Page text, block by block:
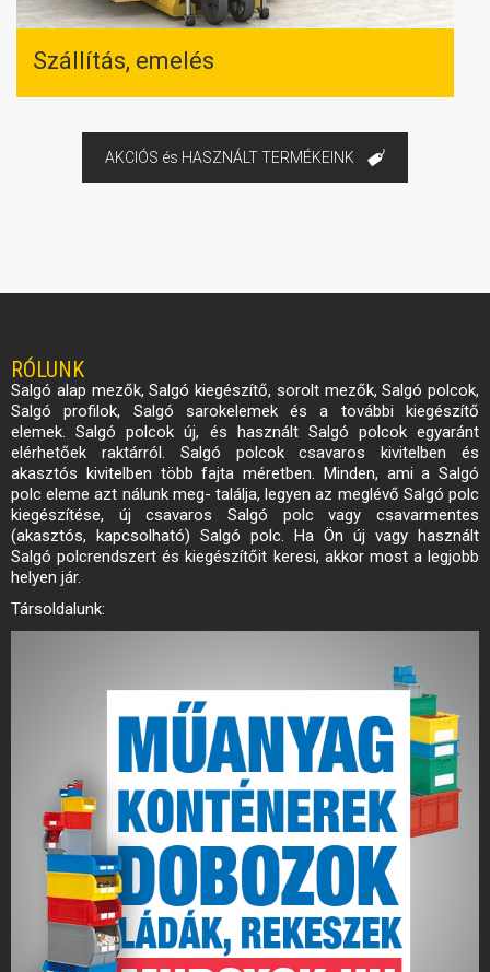
Szállítás, emelés
AKCIÓS és HASZNÁLT TERMÉKEINK
RÓLUNK
Salgó alap mezők, Salgó kiegészítő, sorolt mezők, Salgó polcok,
Salgó profilok, Salgó sarokelemek és a további kiegészítő
elemek. Salgó polcok új, és használt Salgó polcok egyaránt
elérhetőek raktárról. Salgó polcok csavaros kivitelben és
akasztós kivitelben több fajta méretben. Minden, ami a Salgó
polc eleme azt nálunk meg- találja, legyen az meglévő Salgó polc
kiegészítése, új csavaros Salgó polc vagy csavarmentes
(akasztós, kapcsolható) Salgó polc. Ha Ön új vagy használt
Salgó polcrendszert és kiegészítőit keresi, akkor most a legjobb
helyen jár.
Társoldalunk: